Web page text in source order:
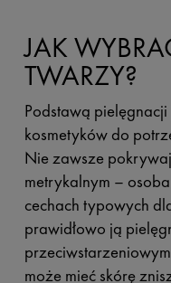
JAK
TWARZY?
Podstawą
kosmetyków do
Nie zawsze
metrykalnym –
cechach typowych
prawidłowo ją
może mieć skórę